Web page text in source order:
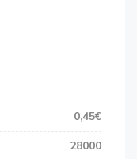
0,45€
28000